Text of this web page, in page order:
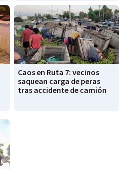
Caos en Ruta 7: vecinos
saquean carga de peras
tras accidente de camión